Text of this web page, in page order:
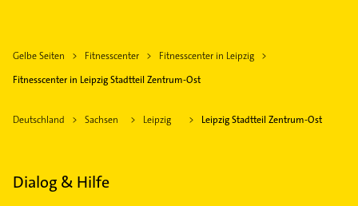
Gelbe Seiten Fitnesscenter
Fitnesscenter in Leipzig
Fitnesscenter in Leipzig Stadtteil Zentrum-Ost
Deutschland Sachsen Leipzig Leipzig Stadtteil Zentrum-Ost
Dialog & Hilfe